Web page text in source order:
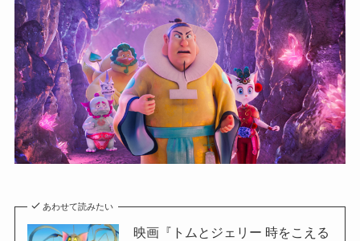
あわせて読みたい
映画『トムとジェリー 時をこえる